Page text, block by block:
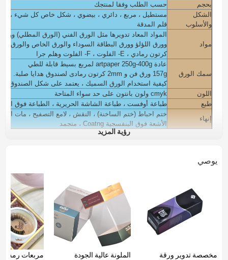
بحجم
حسب الطلب وفقا لمنتجك
الشكل
والأسلوب
مستطيل ، مربع ، دائري ، بيضوي ، شكل خاص كل شيء ،
قلم المدقة
مواد
المواد المعاد تدويرها مثل الورق الفني (الورق المطلي)
وورق اللؤلؤ وورق البطاقة السوداء والورق الخاص والورق
كرتون رمادي ، E- الفلوت ، F- الفلوت وهلم جرا
سمك الورق
عادة artpaper 250g-400g لمربع بسيط قابلة للطي
157g ورق فن و 2mm كرتون رمادى لصندوق هدايا صلبة.
كيفية استخدام الورق السميك ، يعتمد على شكل الصندوق
اللون
cmyk ولون بانتون على حد سواء المتاحة
طبع
طباعة أوفست ، طباعة الشاشة الحريرية ، الطباعة فوق
إنهاء
ختم احباط (ختم الساخنة) ، النقش ، لامع التصفيح ، مات
الأشعة فوق البنفسجية Coatng ، متجمد
يمكنك إضافة بولي كلوريد الفينيل ، والحيوانات الأليفة ، نافذة pp على مربع.
بوليباغ داخل ، تصدير ك ك الورق المقوى المموج أو وفقا
استعمال
حزمة لمستحضرات التجميل ، والجمال ، والعناية بالبشرة ،
والشموع ، والشوكولاته ، والنبيذ ، والملابس ، والمجوهرات ،
جرا.
وقت بسيط
3-7 أيام
نورمال 10-15 يوما
t / t ، l / c ، ويسترن يونيون ، مونيغرام ، الضمان ، paypal وهلم جرا
ISO9001: 2008 ، FSC ، TUV ، SEDEX وهلم جرا
رؤية المزيد
يوصي
مخصصة تدوير ورقة
الملونة عالية الجودة
مربعات رمش